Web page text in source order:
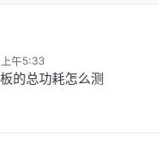
午5:33
的总功耗怎么测